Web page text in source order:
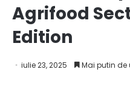
Agrifood
Edition
iulie 23, 2025 Mai putin de